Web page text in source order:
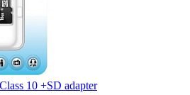
10 +SD adapter